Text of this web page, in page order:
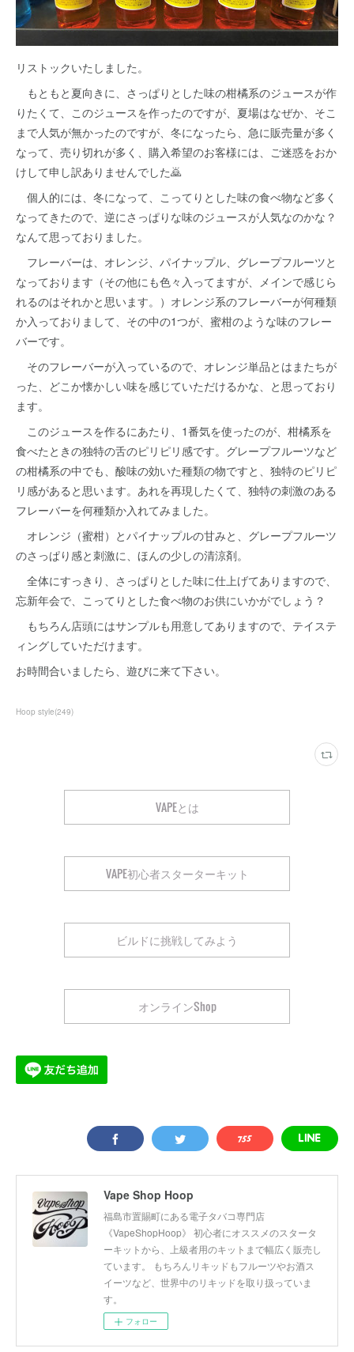
リストックいたしました。
もともと夏向きに、さっぱりとした味の柑橘系のジュースが作
りたくて、このジュースを作ったのですが、夏場はなぜか、そこ
まで人気が無かったのですが、冬になったら、急に販売量が多く
なって、売り切れが多く、購入希望のお客様には、ご迷惑をおか
けして申し訳ありませんでした🙇
個人的には、冬になって、こってりとした味の食べ物など多く
なってきたので、逆にさっぱりな味のジュースが人気なのかな？
なんて思っておりました。
フレーバーは、オレンジ、パイナップル、グレープフルーツと
なっております（その他にも色々入ってますが、メインで感じら
れるのはそれかと思います。）オレンジ系のフレーバーが何種類
か入っておりまして、その中の1つが、蜜柑のような味のフレー
バーです。
そのフレーバーが入っているので、オレンジ単品とはまたちが
った、どこか懐かしい味を感じていただけるかな、と思っており
ます。
このジュースを作るにあたり、1番気を使ったのが、柑橘系を
食べたときの独特の舌のピリピリ感です。グレープフルーツなど
の柑橘系の中でも、酸味の効いた種類の物ですと、独特のピリピ
リ感があると思います。あれを再現したくて、独特の刺激のある
フレーバーを何種類か入れてみました。
オレンジ（蜜柑）とパイナップルの甘みと、グレープフルーツ
のさっぱり感と刺激に、ほんの少しの清涼剤。
全体にすっきり、さっぱりとした味に仕上げてありますので、
忘新年会で、こってりとした食べ物のお供にいかがでしょう？
もちろん店頭にはサンプルも用意してありますので、テイステ
ィングしていただけます。
お時間合いましたら、遊びに来て下さい。
Hoop style(249)
VAPEとは
VAPE初心者スターターキット
ビルドに挑戦してみよう
オンラインShop
Vape Shop Hoop
福島市置賜町にある電子タバコ専門店
《VapeShopHoop》 初心者にオススメのスタータ
ーキットから、上級者用のキットまで幅広く販売し
ています。 もちろんリキッドもフルーツやお酒ス
イーツなど、世界中のリキッドを取り扱っていま
す。
フォロー